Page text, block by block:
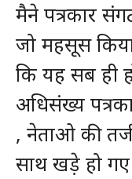
मैने पत्रकार
जो महसूस
कि यह सब ही
अधिसंख्य
, नेताओ की
साथ खड़े हो